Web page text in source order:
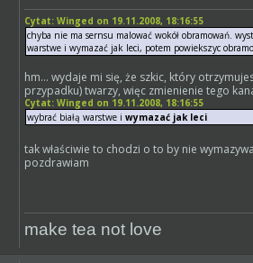
Cytat: Winged on 19.11.2008, 18:16:55
chyba nie ma sernsu malować wokół obramowań.
warstwe i wymazać jak leci, potem powiekszyc
hm... wydaje mi się, że szkic, który
przypadku) twarzy, więc zmienienie tego
Cytat: Winged on 19.11.2008, 18:16:55
wybrać białą warstwe iwymazać jak leci
tak właściwie to chodzi o to by nie
pozdrawiam
make tea not love